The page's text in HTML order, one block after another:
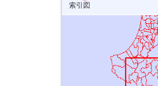
索引図